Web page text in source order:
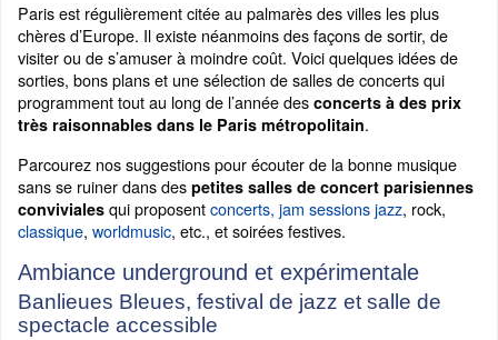
Paris est régulièrement citée au palmarès des villes les plus
chères d’Europe. Il existe néanmoins des façons de sortir, de
visiter ou de s’amuser à moindre coût. Voici quelques idées de
sorties, bons plans et une sélection de salles de concerts qui
programment tout au long de l’année des concerts à des prix
très raisonnables dans le Paris métropolitain.
Parcourez nos suggestions pour écouter de la bonne musique
sans se ruiner dans des petites salles de concert parisiennes
conviviales qui proposentconcerts, jam sessions jazz, rock,
classique, worldmusic, etc., et soirées festives.
Ambiance underground et expérimentale
Banlieues Bleues, festival de jazz et salle de
spectacle accessible